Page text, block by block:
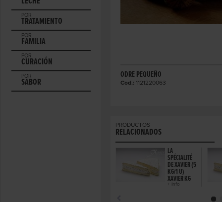
POR
TRATAMIENTO
POR
FAMILIA
POR
CURACIÓN
POR
SABOR
ODRE PEQUEÑO
Cod.: 1121220063
PRODUCTOS
RELACIONADOS
LA
SPÉCIALITÉ
DE XAVIER (5
KG/1 U)
XAVIER KG
+ info